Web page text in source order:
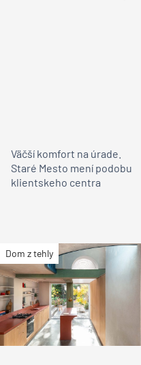
Väčší komfort na úrade.
Staré Mesto mení podobu
klientskeho centra
Dom z tehly